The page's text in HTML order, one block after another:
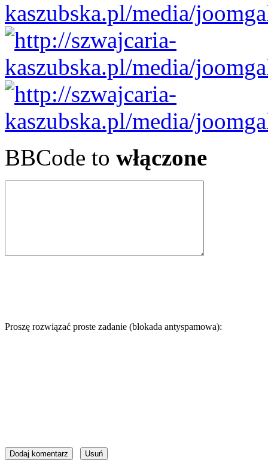
BBCode to włączone
Proszę rozwiązać proste zadanie (blokada antyspamowa):